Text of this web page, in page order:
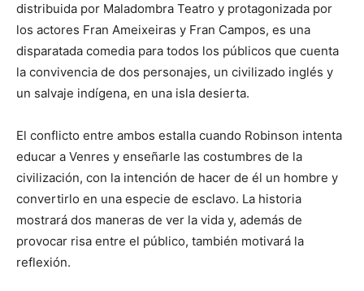
distribuida por Maladombra Teatro y protagonizada por
los actores Fran Ameixeiras y Fran Campos, es una
disparatada comedia para todos los públicos que cuenta
la convivencia de dos personajes, un civilizado inglés y
un salvaje indígena, en una isla desierta.
El conflicto entre ambos estalla cuando Robinson intenta
educar a Venres y enseñarle las costumbres de la
civilización, con la intención de hacer de él un hombre y
convertirlo en una especie de esclavo. La historia
mostrará dos maneras de ver la vida y, además de
provocar risa entre el público, también motivará la
reflexión.